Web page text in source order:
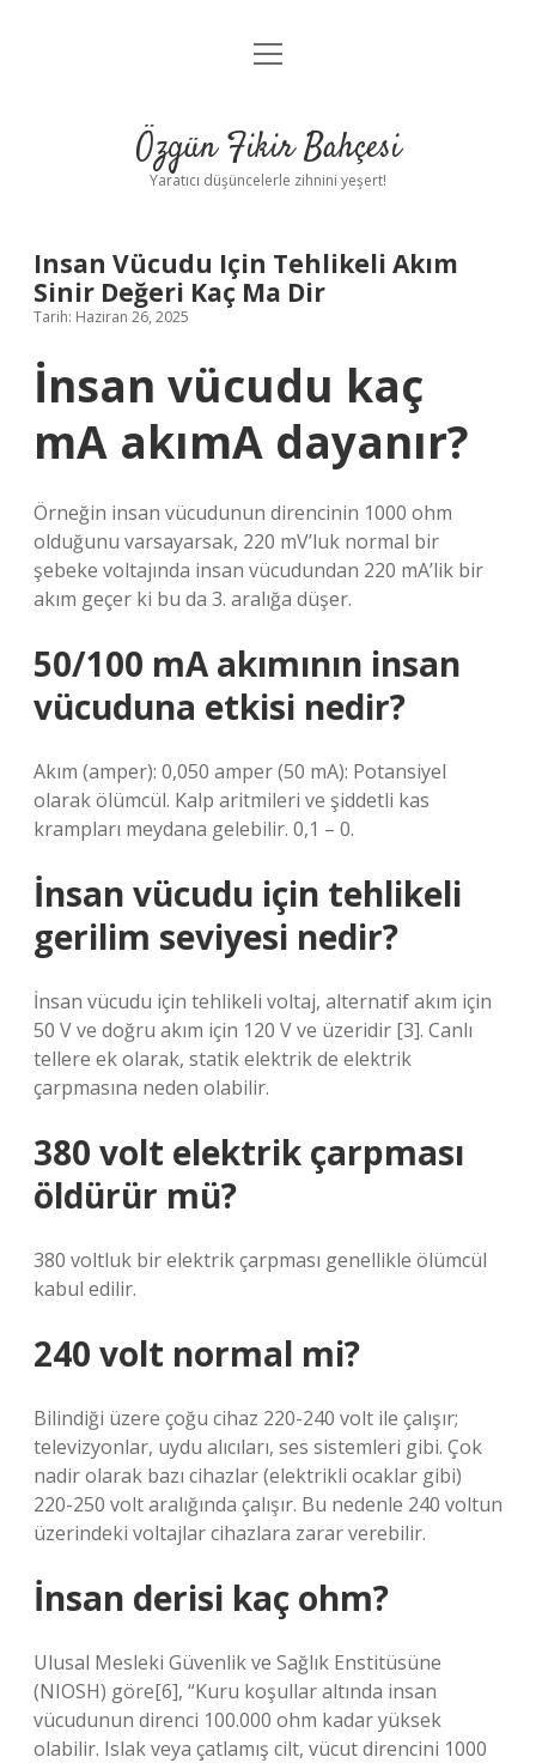
Anasayfa
Yasal Uyarı
menüyü
Özgün Fikir Bahçesi
Yaratıcı düşüncelerle zihnini yeşert!
Insan Vücudu Için Tehlikeli Akım
Sinir Değeri Kaç Ma Dir
Tarih: Haziran 26, 2025
İnsan vücudu kaç
mA akımA dayanır?
Örneğin insan vücudunun direncinin 1000 ohm
olduğunu varsayarsak, 220 mV’luk normal bir
şebeke voltajında ​​insan vücudundan 220 mA’lik bir
akım geçer ki bu da 3. aralığa düşer.
50/100 mA akımının insan
vücuduna etkisi nedir?
Akım (amper): 0,050 amper (50 mA): Potansiyel
olarak ölümcül. Kalp aritmileri ve şiddetli kas
krampları meydana gelebilir. 0,1 – 0.
İnsan vücudu için tehlikeli
gerilim seviyesi nedir?
İnsan vücudu için tehlikeli voltaj, alternatif akım için
50 V ve doğru akım için 120 V ve üzeridir [3]. Canlı
tellere ek olarak, statik elektrik de elektrik
çarpmasına neden olabilir.
380 volt elektrik çarpması
öldürür mü?
380 voltluk bir elektrik çarpması genellikle ölümcül
kabul edilir.
240 volt normal mi?
Bilindiği üzere çoğu cihaz 220-240 volt ile çalışır;
televizyonlar, uydu alıcıları, ses sistemleri gibi. Çok
nadir olarak bazı cihazlar (elektrikli ocaklar gibi)
220-250 volt aralığında çalışır. Bu nedenle 240 voltun
üzerindeki voltajlar cihazlara zarar verebilir.
İnsan derisi kaç ohm?
Ulusal Mesleki Güvenlik ve Sağlık Enstitüsüne
(NIOSH) göre[6], “Kuru koşullar altında insan
vücudunun direnci 100.000 ohm kadar yüksek
olabilir. Islak veya çatlamış cilt, vücut direncini 1000